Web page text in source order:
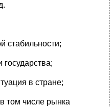
стабильности;
государства;
в стране;
том числе рынка